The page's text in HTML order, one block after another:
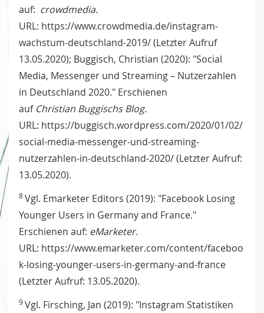
auf: crowdmedia.
URL: https://www.crowdmedia.de/instagram-
wachstum-deutschland-2019/ (Letzter Aufruf
13.05.2020); Buggisch, Christian (2020): "Social
Media, Messenger und Streaming – Nutzerzahlen
in Deutschland 2020." Erschienen
auf Christian Buggischs Blog.
URL: https://buggisch.wordpress.com/2020/01/02/
social-media-messenger-und-streaming-
nutzerzahlen-in-deutschland-2020/ (Letzter Aufruf:
13.05.2020).
8Vgl. Emarketer Editors (2019): "Facebook Losing
Younger Users in Germany and France."
Erschienen auf: eMarketer.
URL: https://www.emarketer.com/content/faceboo
k-losing-younger-users-in-germany-and-france
(Letzter Aufruf: 13.05.2020).
9Vgl. Firsching, Jan (2019): "Instagram Statistiken